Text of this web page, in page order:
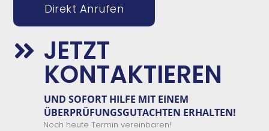
Direkt Anrufen
 JETZT
KONTAKTIEREN
UND SOFORT HILFE MIT EINEM
ÜBERPRÜFUNGSGUTACHTEN ERHALTEN!
Noch heute Termin vereinbaren!